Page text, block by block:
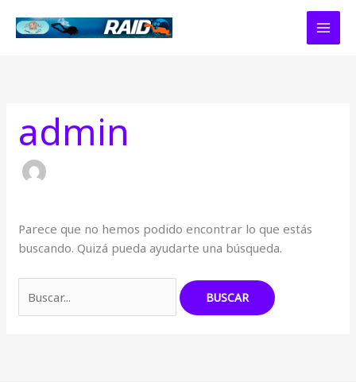
admin
Parece que no hemos podido encontrar lo que estás
buscando. Quizá pueda ayudarte una búsqueda.
por: